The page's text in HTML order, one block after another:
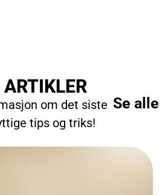
om det siste
tips og triks!
Se alle